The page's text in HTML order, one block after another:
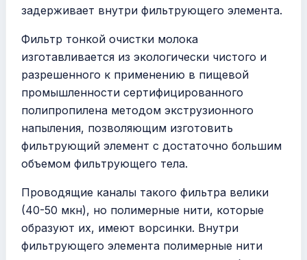
задерживает внутри фильтрующего элемента.
Фильтр тонкой очистки молока
изготавливается из экологически чистого и
разрешенного к применению в пищевой
промышленности сертифицированного
полипропилена методом экструзионного
напыления, позволяющим изготовить
фильтрующий элемент с достаточно большим
объемом фильтрующего тела.
Проводящие каналы такого фильтра велики
(40-50 мкн), но полимерные нити, которые
образуют их, имеют ворсинки. Внутри
фильтрующего элемента полимерные нити